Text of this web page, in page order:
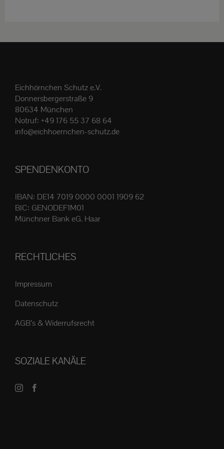
können
auf
der
Produktseite
Eichhörnchen Schutz e.V.
Donnersbergerstraße 9
80634 München
Notruf: +49 176 55 37 68 64
info@eichhoernchen-schutz.de
SPENDENKONTO
IBAN: DE14 7019 0000 0001 1909 62
BIC: GENODEF1M01
Münchner Bank eG. Haar
RECHTLICHES
Impressum
Datenschutz
AGB’s & Widerrufsrecht
SOZIALE KANÄLE